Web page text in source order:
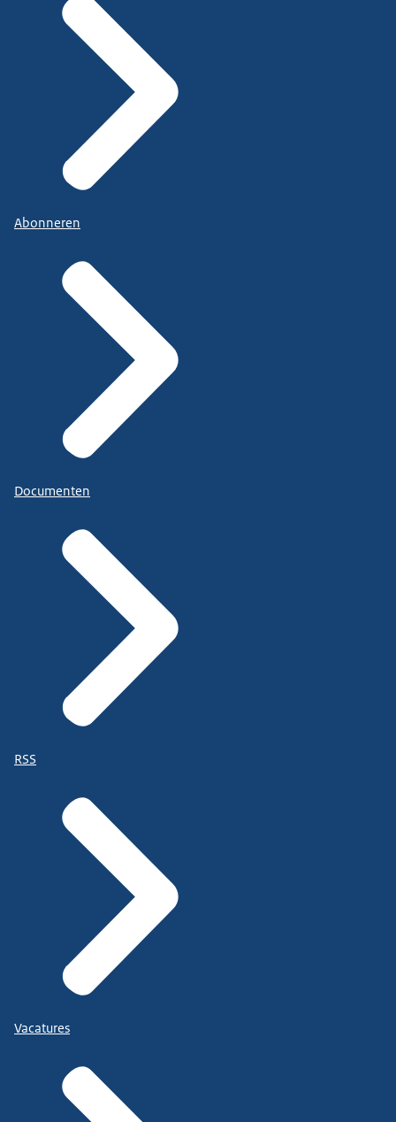
Abonneren
Documenten
RSS
Vacatures